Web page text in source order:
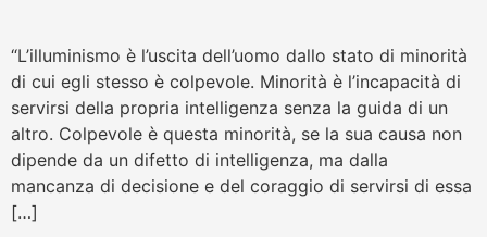
“L’illuminismo è l’uscita dell’uomo dallo stato di minorità
di cui egli stesso è colpevole. Minorità è l’incapacità di
servirsi della propria intelligenza senza la guida di un
altro. Colpevole è questa minorità, se la sua causa non
dipende da un difetto di intelligenza, ma dalla
mancanza di decisione e del coraggio di servirsi di essa
[…]